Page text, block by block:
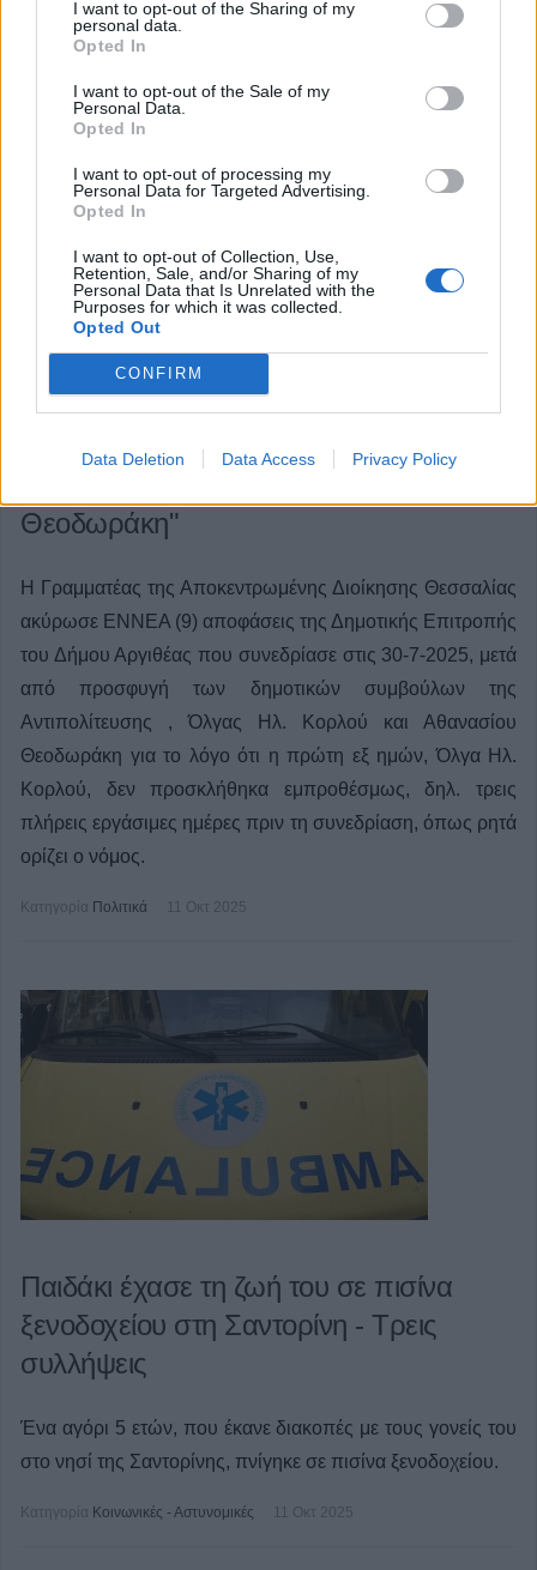
I want to opt-out of the Sharing of my
personal data.
Opted In
I want to opt-out of the Sale of my
Personal Data.
Opted In
I want to opt-out of processing my
Personal Data for Targeted Advertising.
Opted In
I want to opt-out of Collection, Use,
Retention, Sale, and/or Sharing of my
Personal Data that Is Unrelated with the
Purposes for which it was collected.
Opted Out
CONFIRM
Data Deletion Data Access Privacy Policy
Κατηγορία Τοπική Επικαιρότητα 11 Οκτ 2025
"Ακυρώθηκαν 9 αποφάσεις της
Δημοτικής Επιτροπής Αργιθέας μετά
από προσφυγή των δημοτικών
Θεοδωράκη"
Η Γραμματέας της Αποκεντρωμένης Διοίκησης Θεσσαλίας
ακύρωσε ΕΝΝΕΑ (9) αποφάσεις της Δημοτικής Επιτροπής
του Δήμου Αργιθέας που συνεδρίασε στις 30-7-2025, μετά
από προσφυγή των δημοτικών συμβούλων της
Αντιπολίτευσης , Όλγας Ηλ. Κορλού και Αθανασίου
Θεοδωράκη για το λόγο ότι η πρώτη εξ ημών, Όλγα Ηλ.
Κορλού, δεν προσκλήθηκα εμπροθέσμως, δηλ. τρεις
πλήρεις εργάσιμες ημέρες πριν τη συνεδρίαση, όπως ρητά
ορίζει ο νόμος.
Κατηγορία Πολιτικά 11 Οκτ 2025
Παιδάκι έχασε τη ζωή του σε πισίνα
ξενοδοχείου στη Σαντορίνη - Τρεις
συλλήψεις
Ένα αγόρι 5 ετών, που έκανε διακοπές με τους γονείς του
στο νησί της Σαντορίνης, πνίγηκε σε πισίνα ξενοδοχείου.
Κατηγορία Κοινωνικές - Αστυνομικές 11 Οκτ 2025